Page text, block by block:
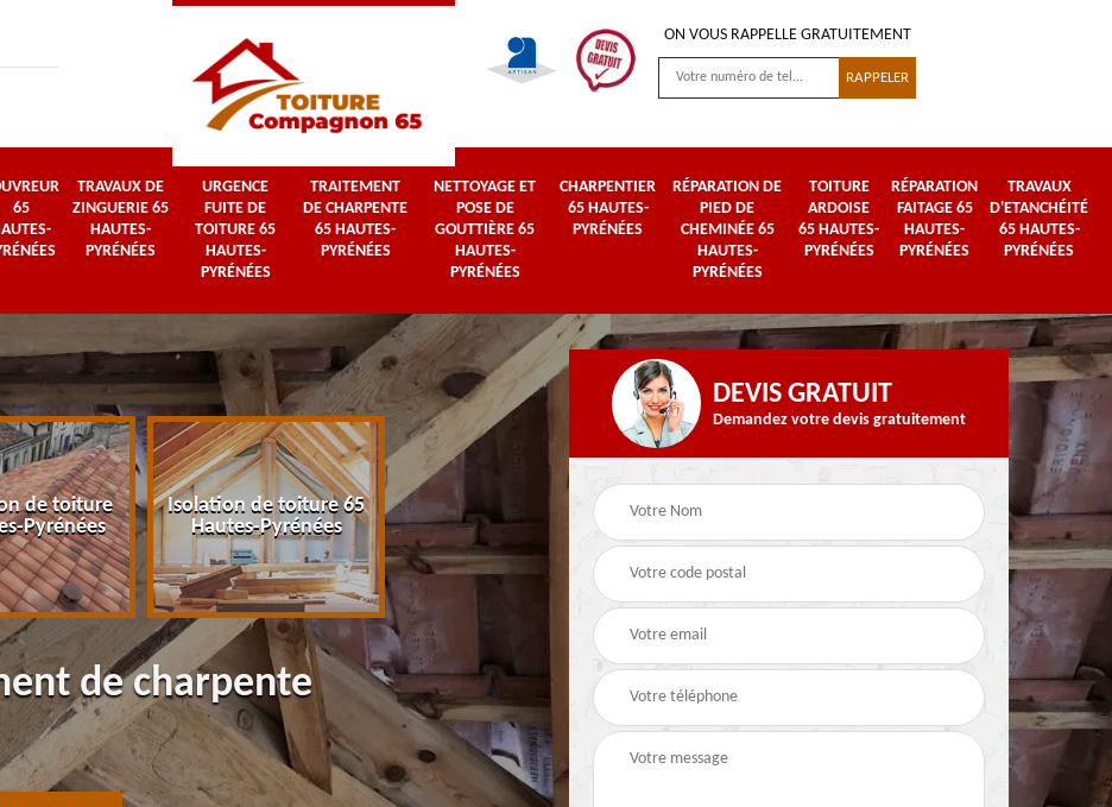
ON VOUS RAPPELLE GRATUITEMENT
65
TRAVAUX DE
ZINGUERIE 65
HAUTES-
PYRÉNÉES
URGENCE
FUITE DE
TOITURE 65
HAUTES-
PYRÉNÉES
TRAITEMENT
DE CHARPENTE
65 HAUTES-
PYRÉNÉES
NETTOYAGE ET
POSE DE
GOUTTIÈRE 65
HAUTES-
PYRÉNÉES
CHARPENTIER
65 HAUTES-
PYRÉNÉES
RÉPARATION DE
PIED DE
CHEMINÉE 65
HAUTES-
PYRÉNÉES
TOITURE
ARDOISE
65 HAUTES-
PYRÉNÉES
RÉPARATION
FAITAGE 65
HAUTES-
PYRÉNÉES
TRAVAUX
D'ETANCHÉITÉ
65 HAUTES-
PYRÉNÉES
de toiture
Pyrénées
Isolation de toiture 65
Hautes-Pyrénées
Couvreur 65 Hautes-
Pyrénées
Travaux de zinguerie
Urgence fuite de
toiture 65 Hautes-
Pyrénées
de charpente
DEVIS GRATUIT
Demandez votre devis gratuitement